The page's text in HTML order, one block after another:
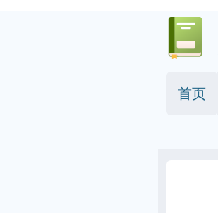
首页